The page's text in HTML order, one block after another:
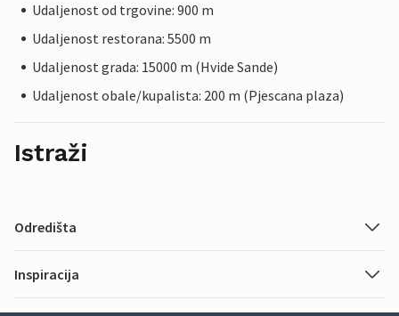
Udaljenost od trgovine: 900 m
Udaljenost restorana: 5500 m
Udaljenost grada: 15000 m (Hvide Sande)
Udaljenost obale/kupalista: 200 m (Pjescana plaza)
Istraži
Odredišta
Inspiracija